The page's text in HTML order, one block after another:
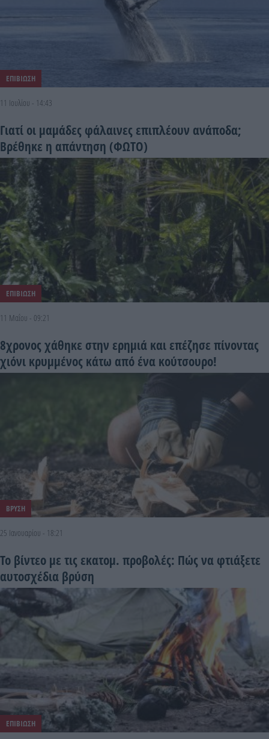
ΕΠΙΒΙΩΣΗ
11 Ιουλίου - 14:43
Γιατί οι μαμάδες φάλαινες επιπλέουν ανάποδα;
Βρέθηκε η απάντηση (ΦΩΤΟ)
ΕΠΙΒΙΩΣΗ
11 Μαΐου - 09:21
8χρονος χάθηκε στην ερημιά και επέζησε πίνοντας
χιόνι κρυμμένος κάτω από ένα κούτσουρο!
ΒΡΥΣΗ
25 Ιανουαρίου - 18:21
Το βίντεο με τις εκατομ. προβολές: Πώς να φτιάξετε
αυτοσχέδια βρύση
ΕΠΙΒΙΩΣΗ